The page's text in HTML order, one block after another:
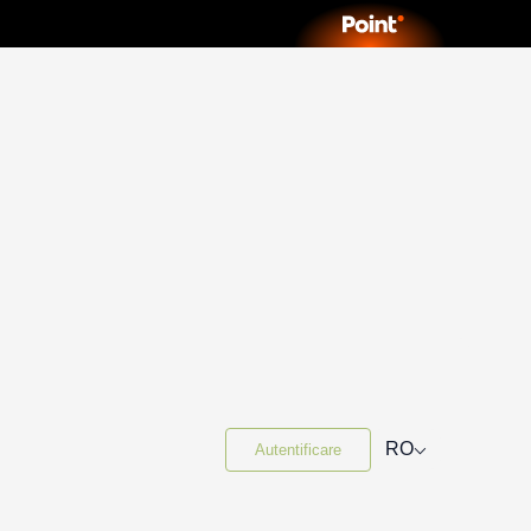
Autentificare RO⌵